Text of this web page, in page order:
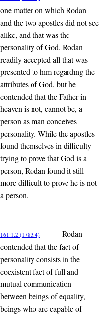
one matter on which Rodan
and the two apostles did not see
alike, and that was the
personality of God. Rodan
readily accepted all that was
presented to him regarding the
attributes of God, but he
contended that the Father in
heaven is not, cannot be, a
person as man conceives
personality. While the apostles
found themselves in difficulty
trying to prove that God is a
person, Rodan found it still
more difficult to prove he is not
a person.
161:1.2 (1783.4)
Rodan
contended that the fact of
personality consists in the
coexistent fact of full and
mutual communication
between beings of equality,
beings who are capable of